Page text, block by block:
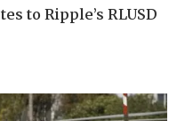
to Ripple’s RLUSD